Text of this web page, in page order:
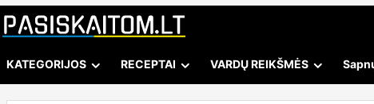
KATEGORIJOS RECEPTAI VARDŲ REIKŠMĖS